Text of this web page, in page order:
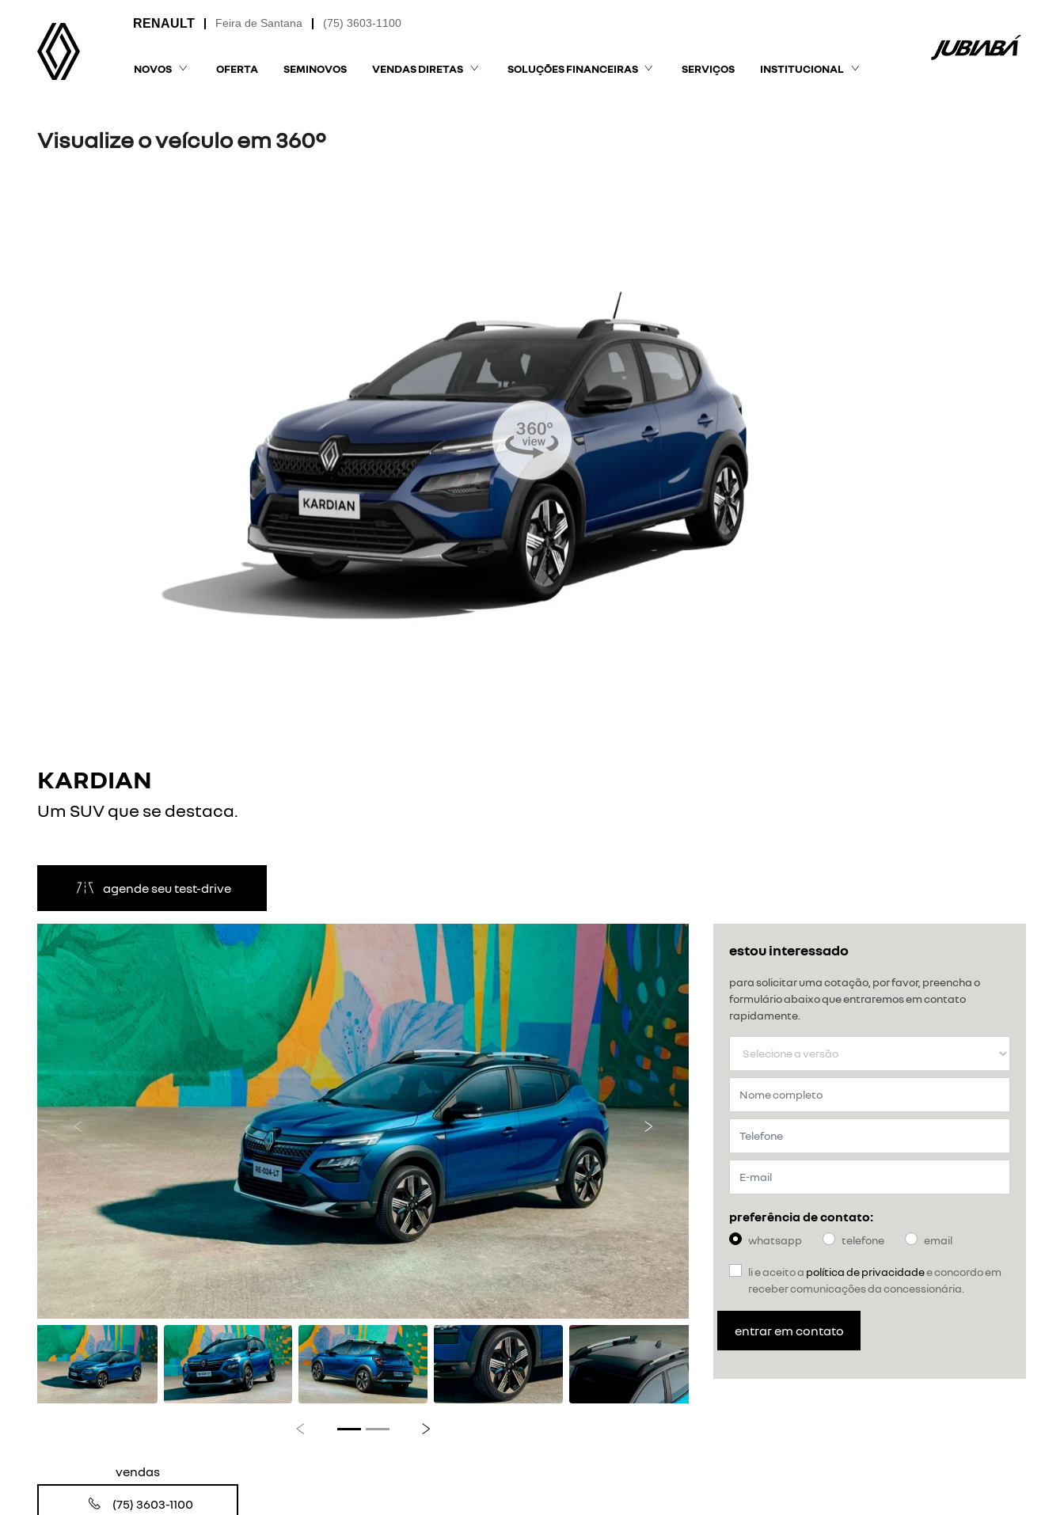
(75) 3603-1100
Feira de Santana
NOVOS OFERTA SEMINOVOS VENDAS DIRETAS SOLUÇÕES FINANCEIRAS SERVIÇOS INSTITUCIONAL
Visualize o veículo em 360°
KARDIAN
Um SUV que se destaca.
agende seu test-drive
estou interessado
para solicitar uma cotação, por favor, preencha o
formulário abaixo que entraremos em contato
rapidamente.
preferência de contato:
whatsapp telefone email
li e aceito a política de privacidadee concordo em
receber comunicações da concessionária.
entrar em contato
Anterior Próximo
Anterior Próximo
vendas
(75) 3603-1100